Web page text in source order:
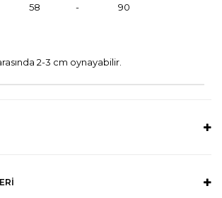
58 - 90
2-3 cm oynayabilir.